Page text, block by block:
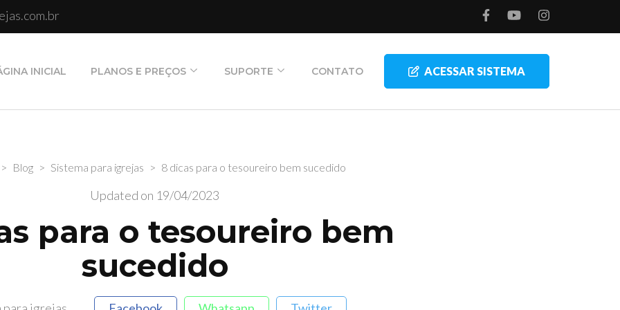
para igrejas e congregações ACESSAR SISTEMA
INICIAL PLANOS E PREÇOS SUPORTE CONTATO
> Blog > Sistema para igrejas > 8 dicas para o tesoureiro bem sucedido
Updated on 19/04/2023
para o tesoureiro bem
sucedido